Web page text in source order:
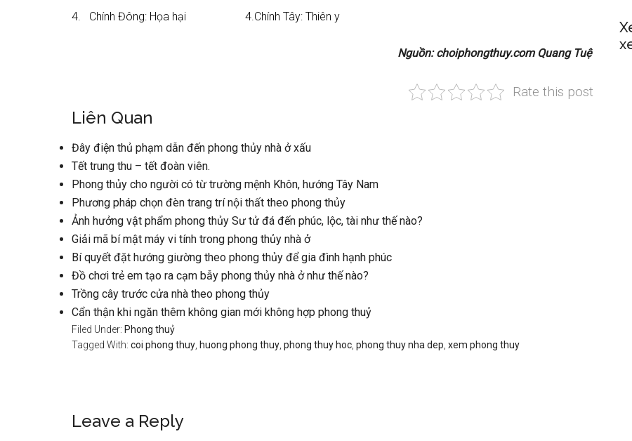
4. Chính Đông: Họa hại 4.Chính Tây: Thiên y
Nguồn: choiphongthuy.com Quang Tuệ
Rate this post
Liên Quan
Đây điện thủ phạm dẫn đến phong thủy nhà ở xấu
Tết trung thu – tết đoàn viên.
Phong thủy cho người có từ trường mệnh Khôn, hướng Tây Nam
Phương pháp chọn đèn trang trí nội thất theo phong thủy
Ảnh hưởng vật phẩm phong thủy Sư tử đá đến phúc, lộc, tài như thế nào?
Giải mã bí mật máy vi tính trong phong thủy nhà ở
Bí quyết đặt hướng giường theo phong thủy để gia đình hạnh phúc
Đồ chơi trẻ em tạo ra cạm bẫy phong thủy nhà ở như thế nào?
Trồng cây trước cửa nhà theo phong thủy
Cẩn thận khi ngăn thêm không gian mới không hợp phong thuỷ
Filed Under: Phong thuỷ
Tagged With: coi phong thuy huong phong thuy phong thuy hoc phong thuy nha dep xem phong thuy
Reader
Leave a Reply